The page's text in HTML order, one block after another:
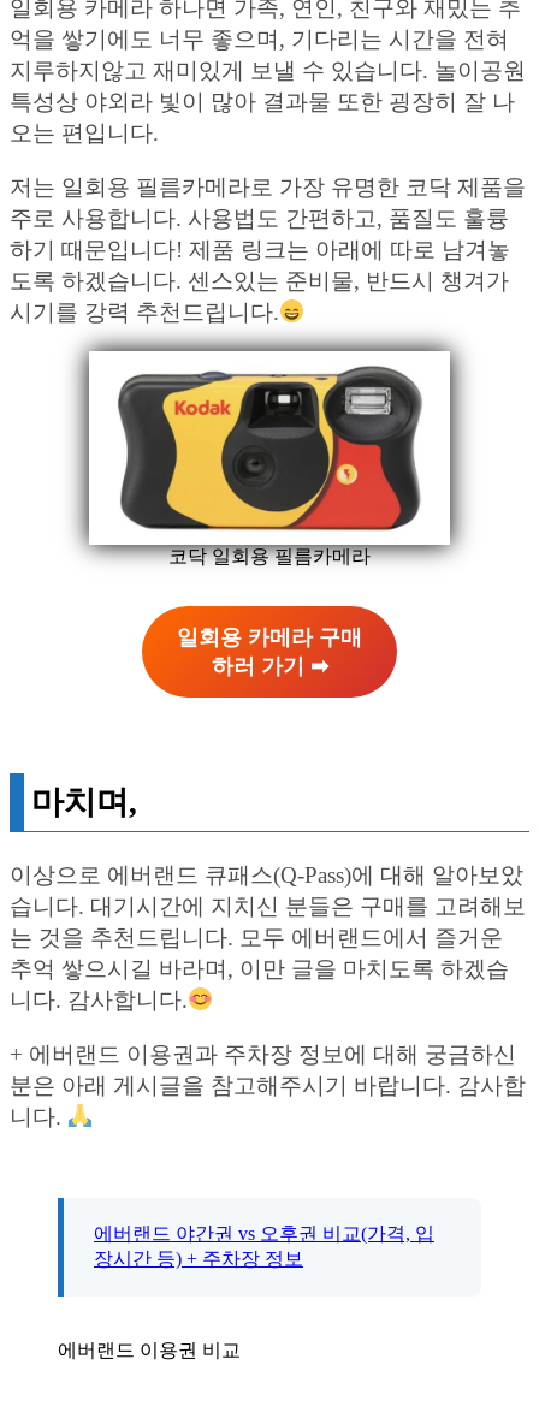
일회용 카메라 하나면 가족, 연인, 친구와 재밌는 추
억을 쌓기에도 너무 좋으며, 기다리는 시간을 전혀
지루하지않고 재미있게 보낼 수 있습니다. 놀이공원
특성상 야외라 빛이 많아 결과물 또한 굉장히 잘 나
오는 편입니다.
저는 일회용 필름카메라로 가장 유명한 코닥 제품을
주로 사용합니다. 사용법도 간편하고, 품질도 훌륭
하기 때문입니다! 제품 링크는 아래에 따로 남겨놓
도록 하겠습니다. 센스있는 준비물, 반드시 챙겨가
시기를 강력 추천드립니다.
코닥 일회용 필름카메라
일회용 카메라 구매
하러 가기 ➡︎
마치며,
이상으로 에버랜드 큐패스(Q-Pass)에 대해 알아보았
습니다. 대기시간에 지치신 분들은 구매를 고려해보
는 것을 추천드립니다. 모두 에버랜드에서 즐거운
추억 쌓으시길 바라며, 이만 글을 마치도록 하겠습
니다. 감사합니다.
+ 에버랜드 이용권과 주차장 정보에 대해 궁금하신
분은 아래 게시글을 참고해주시기 바랍니다. 감사합
니다.
에버랜드 야간권 vs 오후권 비교(가격, 입
장시간 등) + 주차장 정보
에버랜드 이용권 비교